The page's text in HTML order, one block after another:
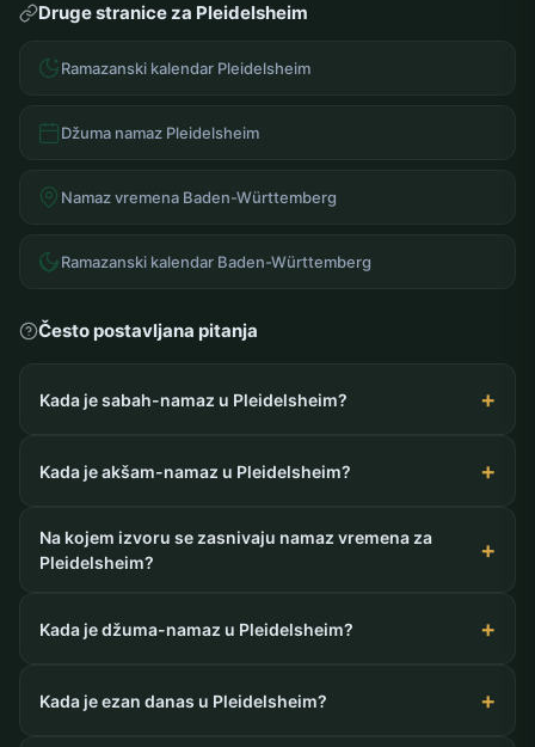
Druge stranice za Pleidelsheim
Ramazanski kalendar Pleidelsheim
Džuma namaz Pleidelsheim
Namaz vremena Baden-Württemberg
Ramazanski kalendar Baden-Württemberg
Često postavljana pitanja
Kada je sabah-namaz u Pleidelsheim?
Kada je akšam-namaz u Pleidelsheim?
Na kojem izvoru se zasnivaju namaz vremena za
Pleidelsheim?
Kada je džuma-namaz u Pleidelsheim?
Kada je ezan danas u Pleidelsheim?